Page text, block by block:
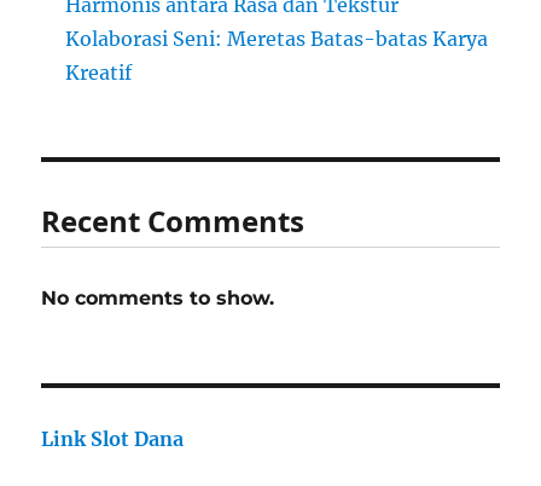
Harmonis antara Rasa dan Tekstur
Kolaborasi Seni: Meretas Batas-batas Karya
Kreatif
Recent Comments
No comments to show.
Link Slot Dana